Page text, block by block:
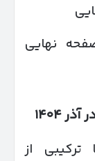
نهایی
آذر۱۴۰۴
از